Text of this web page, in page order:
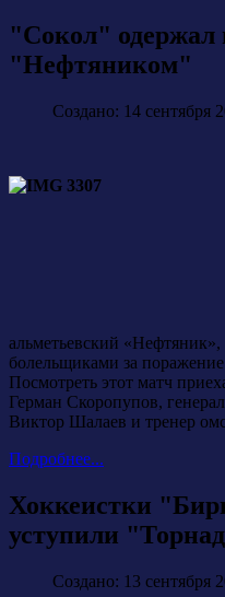
"Сокол" одержал
"Нефтяником"
Создано: 14 сентября
альметьевский
болельщиками за
Посмотреть этот матч
Герман Скоропупов,
Виктор Шалаев и тренер
Подробнее...
Хоккеистки
уступили
Создано: 13 сентября